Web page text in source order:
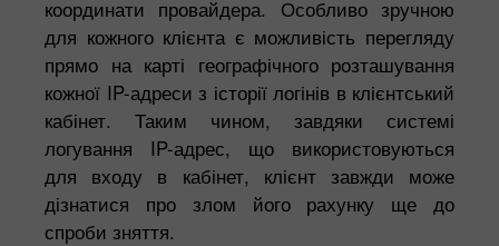
координати провайдера. Особливо зручною
для кожного клієнта є можливість перегляду
прямо на карті географічного розташування
кожної IP-адреси з історії логінів в клієнтський
кабінет. Таким чином, завдяки системі
логування IP-адрес, що використовуються
для входу в кабінет, клієнт завжди може
дізнатися про злом його рахунку ще до
спроби зняття.